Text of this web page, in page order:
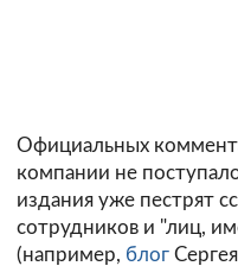
Официальных
компании не
издания уже пестрят
сотрудников и "лиц,
(например, блог